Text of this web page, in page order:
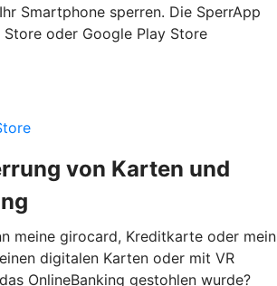
Smartphone sperren. Die SperrApp
oder Google Play Store
von Karten und
meine girocard, Kreditkarte oder mein
digitalen Karten oder mit VR
OnlineBanking gestohlen wurde?